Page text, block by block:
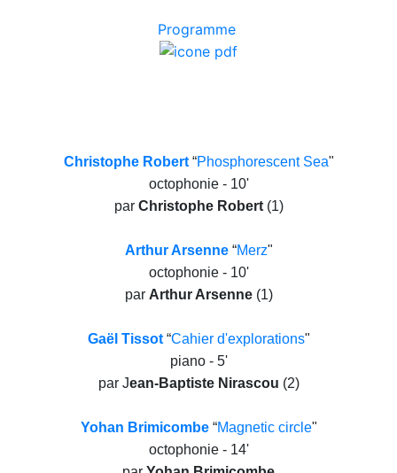
Programme
Christophe Robert “Phosphorescent Sea"
octophonie - 10'
par Christophe Robert (1)
Arthur Arsenne“Merz"
octophonie - 10'
par Arthur Arsenne(1)
Gaël Tissot“Cahier d'explorations"
piano - 5'
par Jean-Baptiste Nirascou (2)
Yohan Brimicombe“Magnetic circle"
octophonie - 14'